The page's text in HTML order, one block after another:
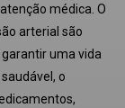
médica. O
arterial são
uma vida
o